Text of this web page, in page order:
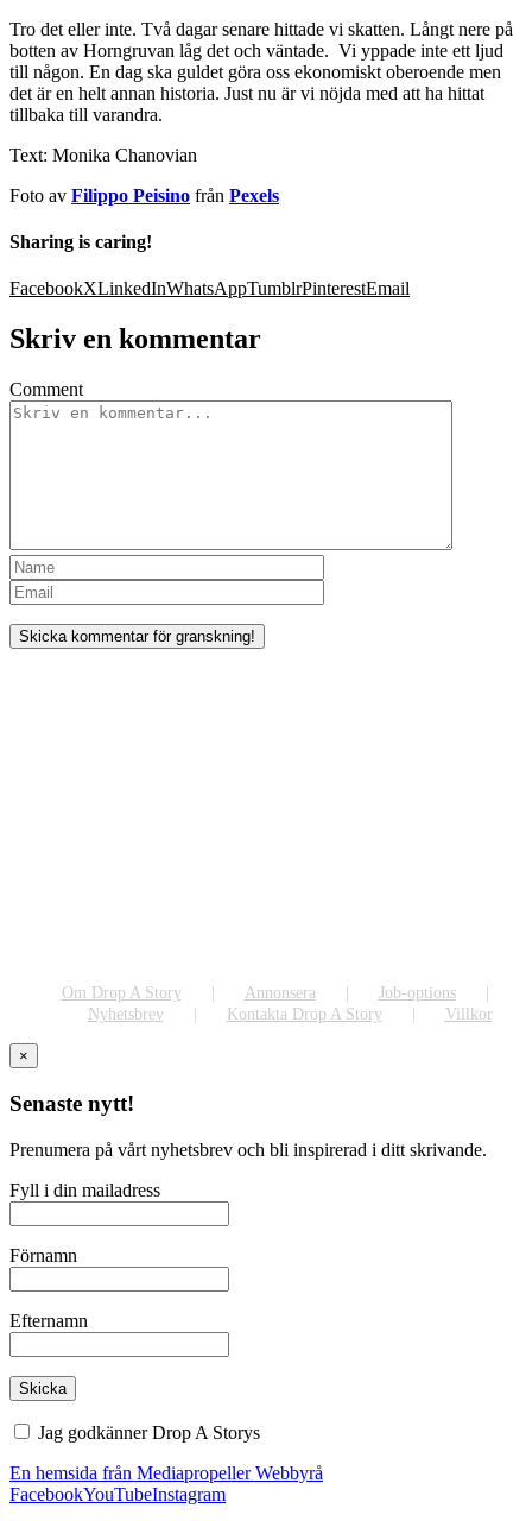
Tro det eller inte. Två dagar senare hittade vi skatten. Långt nere på
botten av Horngruvan låg det och väntade. Vi yppade inte ett ljud
till någon. En dag ska guldet göra oss ekonomiskt oberoende men
det är en helt annan historia. Just nu är vi nöjda med att ha hittat
tillbaka till varandra.
Text: Monika Chanovian
Foto av Filippo Peisino från Pexels
Sharing is caring!
FacebookXLinkedInWhatsAppTumblrPinterestEmail
Skriv en kommentar
Comment
Om Drop A Story Annonsera
Job-options
Nyhetsbrev
Kontakta Drop A Story Villkor
×
Senaste nytt!
Prenumera på vårt nyhetsbrev och bli inspirerad i ditt skrivande.
Fyll i din mailadress
Förnamn
Efternamn
Jag godkänner Drop A Storys
En hemsida från Mediapropeller Webbyrå
FacebookYouTubeInstagram